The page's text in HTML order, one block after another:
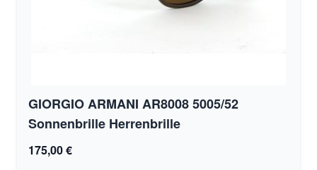
GIORGIO ARMANI AR8008 5005/52
Sonnenbrille Herrenbrille
175,00 €